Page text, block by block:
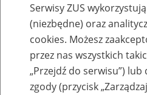
Szkolenia
Serwisy ZUS
(niezbędne) oraz
cookies. Możesz
przez nas wszystkich
„Przejdź do serwisu”)
zgody (przycisk